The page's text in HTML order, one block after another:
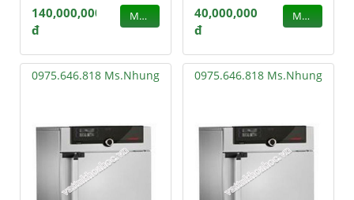
140,000,000
đ
MUA
40,000,000
đ
MUA
0975.646.818 Ms.Nhung 0975.646.818 Ms.Nhung